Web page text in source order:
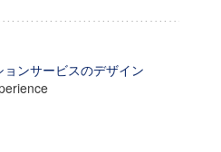
ンサービスのデザイン